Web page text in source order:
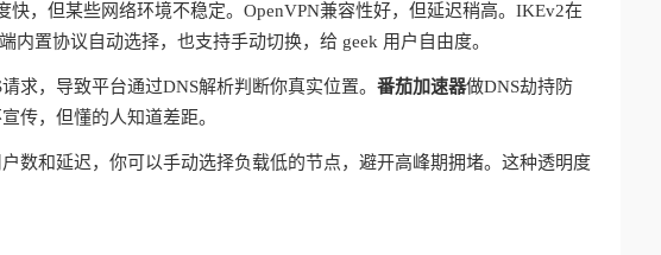
，但某些网络环境不稳定。OpenVPN兼容性好，但延迟稍高。IKEv2在
内置协议自动选择，也支持手动切换，给 geek 用户自由度。
求，导致平台通过DNS解析判断你真实位置。 番茄加速器做DNS劫持防
传，但懂的人知道差距。
数和延迟，你可以手动选择负载低的节点，避开高峰期拥堵。这种透明度